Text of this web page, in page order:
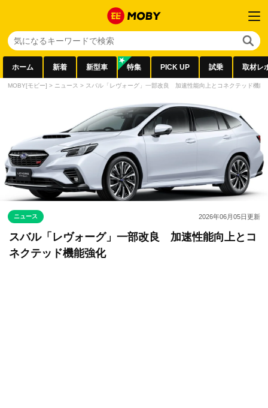
ホーム 新着 新型車 特集 PICK UP 試乗 取材レ
MOBY[モビー] > ニュース > スバル「レヴォーグ」一部改良 加速性能向上とコネクテッド機能
ニュース 2026年06月05日更新
スバル「レヴォーグ」一部改良 加速性能向上とコ
ネクテッド機能強化